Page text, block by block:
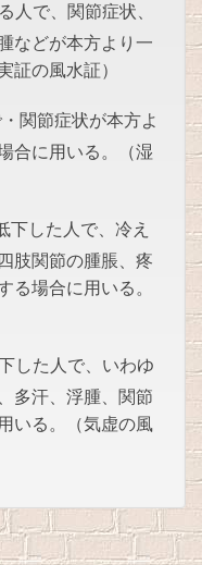
人で、関節症状、
などが本方より一
証の風水証）
関節症状が本方よ
合に用いる。（湿
下した人で、冷え
肢関節の腫脹、疼
る場合に用いる。
した人で、いわゆ
多汗、浮腫、関節
いる。（気虚の風